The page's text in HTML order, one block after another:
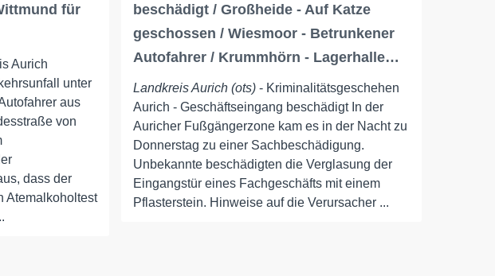
für
Aurich
unter
aus
von
dass der
Atemalkoholtest
beschädigt / Großheide - Auf Katze
geschossen / Wiesmoor - Betrunkener
Autofahrer / Krummhörn - Lagerhalle…
Landkreis Aurich (ots) - Kriminalitätsgeschehen
Aurich - Geschäftseingang beschädigt In der
Auricher Fußgängerzone kam es in der Nacht zu
Donnerstag zu einer Sachbeschädigung.
Unbekannte beschädigten die Verglasung der
Eingangstür eines Fachgeschäfts mit einem
Pflasterstein. Hinweise auf die Verursacher ...